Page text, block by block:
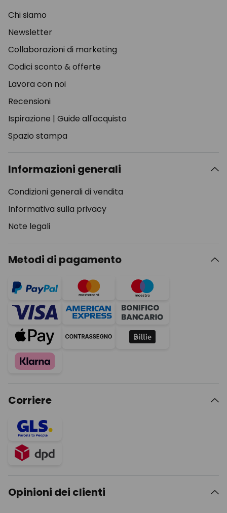
Chi siamo
Newsletter
Collaborazioni di marketing
Codici sconto & offerte
Lavora con noi
Recensioni
Ispirazione | Guide all'acquisto
Spazio stampa
Informazioni generali
Condizioni generali di vendita
Informativa sulla privacy
Note legali
Metodi di pagamento
Corriere
Opinioni dei clienti